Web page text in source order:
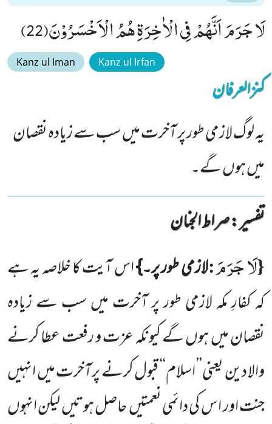
لَا جَرَمَ اَنَّهُمْ فِی الْاٰخِرَةِ هُمُ الْاَخْسَرُوْنَ(22)
Kanz ul Iman Kanz ul Irfan
کنزالعرفان
یہ لوگ لازمی طور پر آخرت میں سب سے زیادہ نقصان
میں ہوں گے۔
تفسیر : ‎صراط الجنان
{لَا جَرَمَ:لازمی طور پر۔}اس آیت کا خلاصہ یہ ہے
کہ کفارِ مکہ لازمی طور پر آخرت میں سب سے زیادہ
نقصان میں ہوںگے کیونکہ عزت و رفعت عطا کرنے
والا دین یعنی’’ اسلام‘‘ قبول کرنے پرآخرت میں انہیں
جنت اور ا س کی دائمی نعمتیں حاصلہوتیں لیکن انہوں